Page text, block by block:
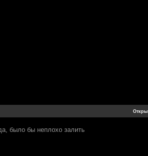
было бы неплохо залить